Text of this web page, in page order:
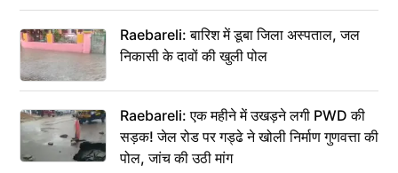
Raebareli: बारिश में डूबा जिला अस्पताल, जल
निकासी के दावों की खुली पोल
Raebareli: एक महीने में उखड़ने लगी PWD की
सड़क! जेल रोड पर गड्ढे ने खोली निर्माण गुणवत्ता की
पोल, जांच की उठी मांग